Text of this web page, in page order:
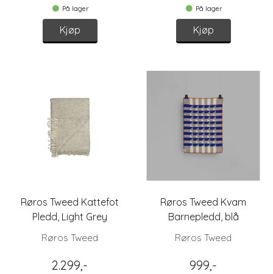
På lager
Kjøp
På lager
Kjøp
Røros Tweed Kattefot
Pledd, Light Grey
Røros Tweed
2.299,-
Røros Tweed Kvam
Barnepledd, blå
Røros Tweed
999,-